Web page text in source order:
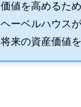
価値を高めるた
ヘーベルハウス
将来の資産価値